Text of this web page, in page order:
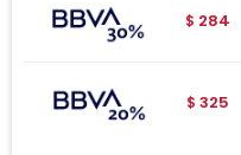
$ 284
$ 325